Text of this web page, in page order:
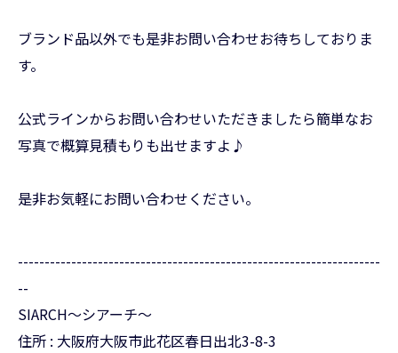
ブランド品以外でも是非お問い合わせお待ちしておりま
す。
公式ラインからお問い合わせいただきましたら簡単なお
写真で概算見積もりも出せますよ♪
是非お気軽にお問い合わせください。
--------------------------------------------------------------------
--
SIARCH～シアーチ～
住所 : 大阪府大阪市此花区春日出北3-8-3